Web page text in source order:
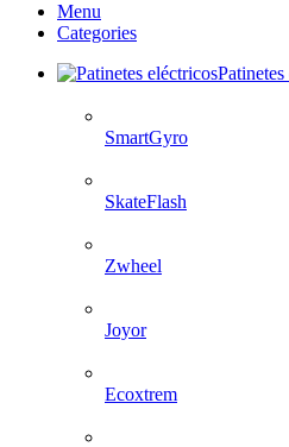
Menu
Categories
SmartGyro
SkateFlash
Zwheel
Joyor
Ecoxtrem